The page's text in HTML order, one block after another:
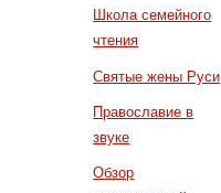
Школа семейного
чтения
Святые жены Руси
Православие в
звуке
Обзор